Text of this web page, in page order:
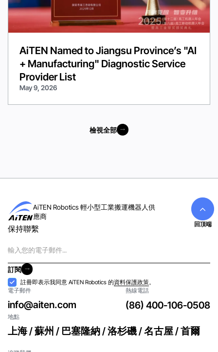
AiTEN Named to Jiangsu Province’s "AI
+ Manufacturing" Diagnostic Service
Provider List
May 9, 2026
檢視全部
AiTEN Robotics 輕小型工業搬運機器人供
應商
保持聯繫
子
郵
件
訂閱
訂閱
接
納
註冊即表示我同意 AiTEN Robotics 的資料保護政策。
電子郵件
info@aiten.com
熱線電話
(86) 400-106-0508
地點
上海 / 蘇州 / 巴塞隆納 / 洛杉磯 / 名古屋 / 首爾
回頂端